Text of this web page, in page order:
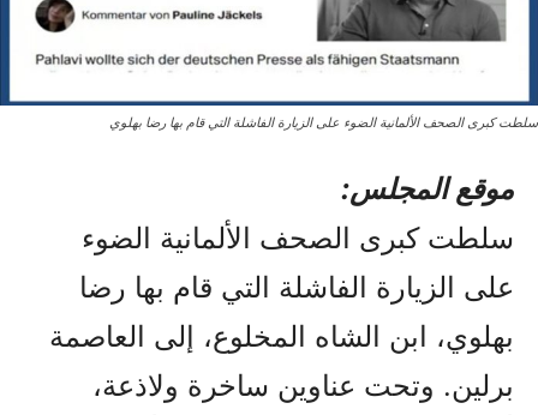
سلطت كبرى الصحف الألمانية الضوء على الزيارة الفاشلة التي قام بها رضا بهلوي
موقع المجلس:
سلطت كبرى الصحف الألمانية الضوء
على الزيارة الفاشلة التي قام بها رضا
بهلوي، ابن الشاه المخلوع، إلى العاصمة
برلين. وتحت عناوين ساخرة ولاذعة،